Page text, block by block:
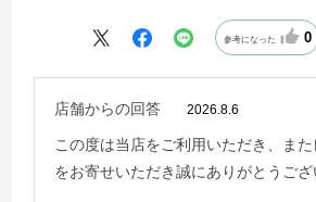
参考になった 0
店舗からの回答 2026.8.6
この度は当店をご利用いただき、ま
をお寄せいただき誠にありがとうござ